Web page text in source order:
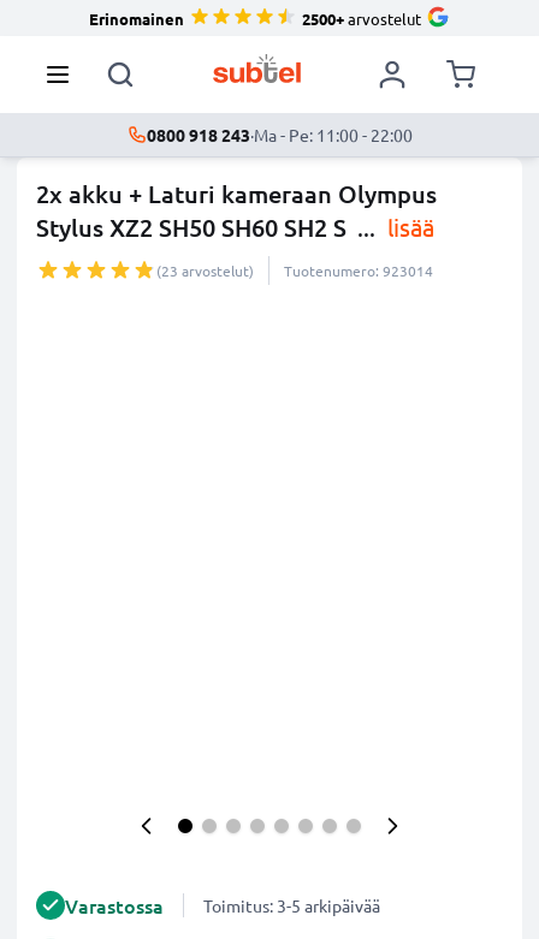
Erinomainen 2500+arvostelut
0800 918 243·Ma - Pe: 11:00 - 22:00
2x akku + Laturi kameraan Olympus
Stylus XZ2 SH50 SH60 SH2 S ... lisää
(23 arvostelut) Tuotenumero: 923014
Varastossa Toimitus: 3-5 arkipäivää